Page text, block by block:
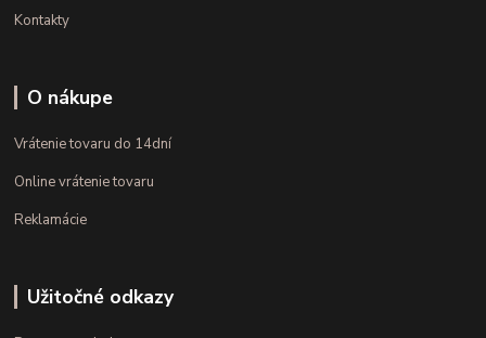
Kontakty
O nákupe
Vrátenie tovaru do 14dní
Online vrátenie tovaru
Reklamácie
Užitočné odkazy